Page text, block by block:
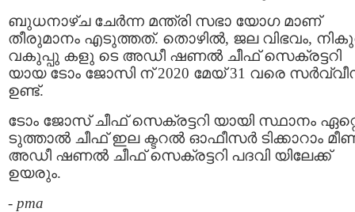
ബുധനാഴ്ച ചേര്‍ന്ന മന്ത്രി സഭാ യോഗ മാണ്
തീരുമാനം എടുത്തത്. തൊഴില്‍, ജല വിഭവം,
വകുപ്പു കളു ടെ അഡീ ഷണല്‍ ചീഫ് സെക്രട്ടറി
യായ ടോം ജോസി ന് 2020 മേയ് 31 വരെ
ഉണ്ട്.
ടോം ജോസ് ചീഫ് സെക്രട്ടറി യായി സ്ഥാനം
ടുത്താല്‍ ചീഫ് ഇല ക്ടറല്‍ ഓഫീസര്‍ ടിക്കാറാം
അഡീ ഷണല്‍ ചീഫ് സെക്രട്ടറി പദവി യിലേക്ക്
ഉയരും.
- pma